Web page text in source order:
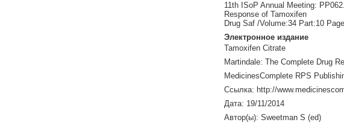
11th ISoP Annual Meeting:
Response of Tamoxifen
Drug Saf /Volume:34 Part:10
Электронное издание
Tamoxifen Citrate
Martindale: The Complete Drug
MedicinesComplete RPS
Ссылка: http://
Дата: 19/11/2014
Автор(ы): Sweetman S (ed)